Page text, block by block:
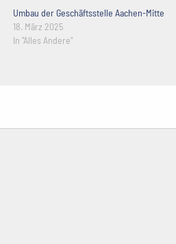
Umbau der Geschäftsstelle Aachen-Mitte
18. März 2025
In "Alles Andere"